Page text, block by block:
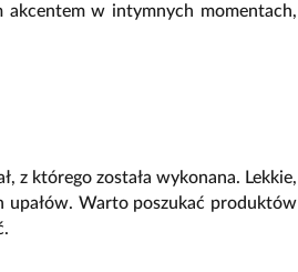
w intymnych momentach,
z którego została wykonana. Lekkie,
upałów. Warto poszukać produktów